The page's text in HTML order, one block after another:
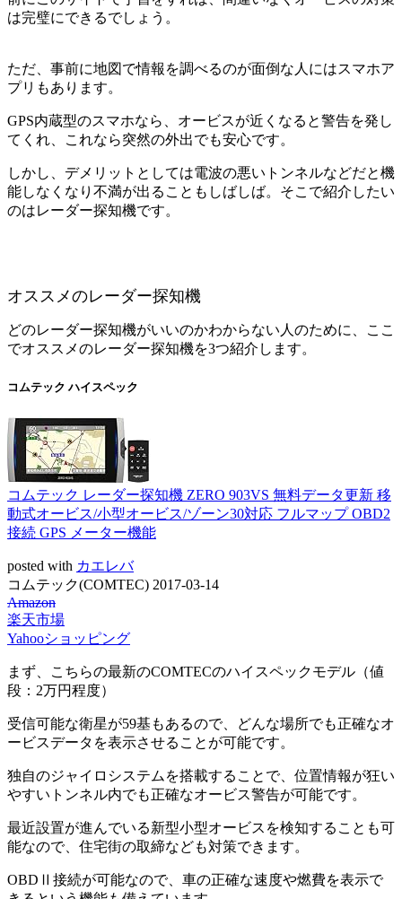
は完璧にできるでしょう。
ただ、事前に地図で情報を調べるのが面倒な人にはスマホア
プリもあります。
GPS内蔵型のスマホなら、オービスが近くなると警告を発し
てくれ、これなら突然の外出でも安心です。
しかし、デメリットとしては電波の悪いトンネルなどだと機
能しなくなり不満が出ることもしばしば。そこで紹介したい
のはレーダー探知機です。
オススメのレーダー探知機
どのレーダー探知機がいいのかわからない人のために、ここ
でオススメのレーダー探知機を3つ紹介します。
コムテック ハイスペック
コムテック レーダー探知機 ZERO 903VS 無料データ更新 移
動式オービス/小型オービス/ゾーン30対応 フルマップ OBD2
接続 GPS メーター機能
posted with カエレバ
コムテック(COMTEC) 2017-03-14
Amazon
楽天市場
Yahooショッピング
まず、こちらの最新のCOMTECのハイスペックモデル（値
段：2万円程度）
受信可能な衛星が59基もあるので、どんな場所でも正確なオ
ービスデータを表示させることが可能です。
独自のジャイロシステムを搭載することで、位置情報が狂い
やすいトンネル内でも正確なオービス警告が可能です。
最近設置が進んでいる新型小型オービスを検知することも可
能なので、住宅街の取締なども対策できます。
OBDⅡ接続が可能なので、車の正確な速度や燃費を表示で